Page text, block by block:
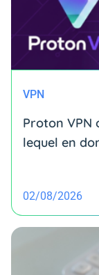
VPN
Proton VPN
lequel en
02/08/2026